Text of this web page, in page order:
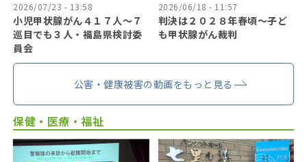
2026/07/23 - 13:58
小児甲状腺がん４１７人〜７
巡目でも３人・福島県検討委
員会
2026/06/18 - 11:57
判決は２０２８年春頃〜子ど
も甲状腺がん裁判
公害・健康被害の動画をもっと見る
保健・医療・福祉